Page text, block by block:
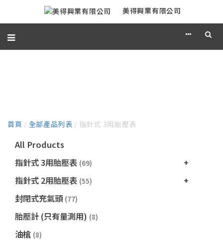
美得興業有限公司
首頁 / 全部產品列表 / 指針式 3用胎壓表
All Products
指針式 3用胎壓表 (69)
指針式 2用胎壓表 (55)
封閉式充氣頭 (77)
胎壓計 (只有量測用) (8)
油槍 (8)